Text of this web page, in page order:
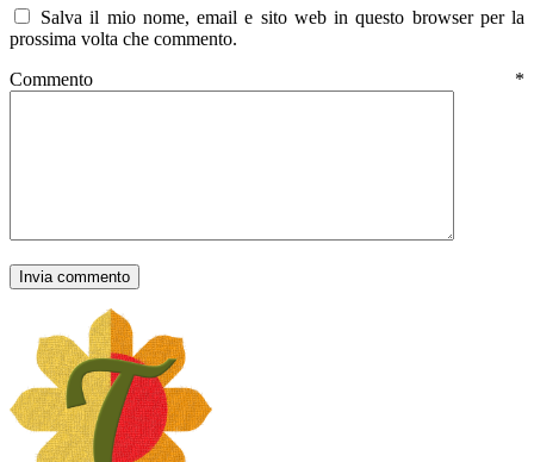
Salva il mio nome, email e sito web in questo browser per la
prossima volta che commento.
Commento *